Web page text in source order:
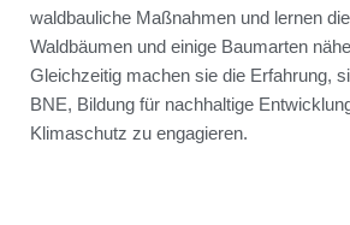
waldbauliche Maßnahmen und lernen
Waldbäumen und einige Baumarten
Gleichzeitig machen sie die Erfahrung,
BNE, Bildung für nachhaltige
Klimaschutz zu engagieren.